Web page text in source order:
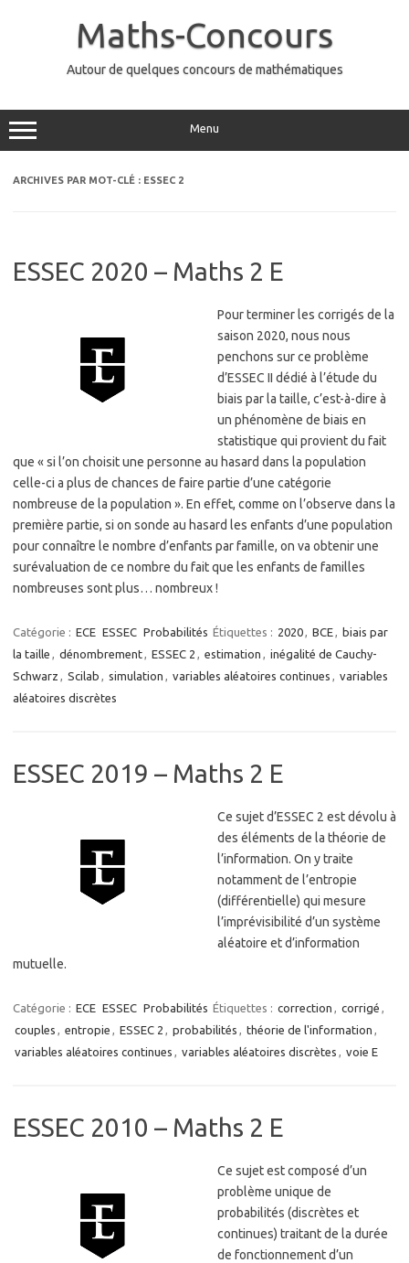
Maths-Concours
Autour de quelques concours de mathématiques
Menu
ARCHIVES PAR MOT-CLÉ : ESSEC 2
ESSEC 2020 – Maths 2 E
Pour terminer les corrigés de la
saison 2020, nous nous
penchons sur ce problème
d’ESSEC II dédié à l’étude du
biais par la taille, c’est-à-dire à
un phénomène de biais en
statistique qui provient du fait
que « si l’on choisit une personne au hasard dans la population
celle-ci a plus de chances de faire partie d’une catégorie
nombreuse de la population ». En effet, comme on l’observe dans la
première partie, si on sonde au hasard les enfants d’une population
pour connaître le nombre d’enfants par famille, on va obtenir une
surévaluation de ce nombre du fait que les enfants de familles
nombreuses sont plus… nombreux !
Catégorie : ECE ESSEC Probabilités Étiquettes : 2020, BCE, biais par
la taille , dénombrement, ESSEC 2 , estimation , inégalité de Cauchy-
Schwarz , Scilab , simulation , variables aléatoires continues , variables
aléatoires discrètes
ESSEC 2019 – Maths 2 E
Ce sujet d’ESSEC 2 est dévolu à
des éléments de la théorie de
l’information. On y traite
notamment de l’entropie
(différentielle) qui mesure
l’imprévisibilité d’un système
aléatoire et d’information
mutuelle.
Catégorie : ECE ESSEC Probabilités Étiquettes : correction , corrigé ,
couples , entropie , ESSEC 2 , probabilités , théorie de l'information ,
variables aléatoires continues , variables aléatoires discrètes , voie E
ESSEC 2010 – Maths 2 E
Ce sujet est composé d’un
problème unique de
probabilités (discrètes et
continues) traitant de la durée
de fonctionnement d’un